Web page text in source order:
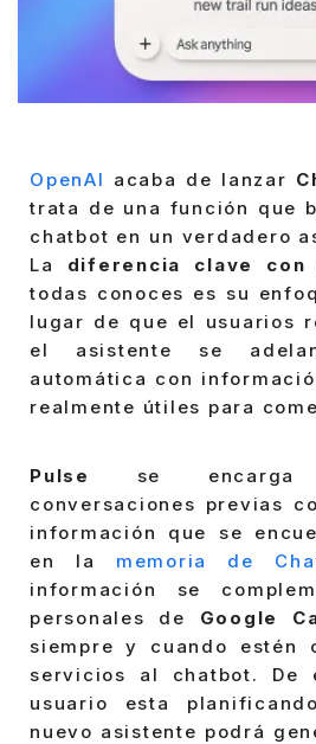
OpenAI acaba de lanzar
trata de una función que
chatbot en un verdadero
La diferencia clave con
todas conoces es su
lugar de que el usuarios
el asistente se
automática con
realmente útiles para
Pulse
se encarga
conversaciones previas
información que se
en la memoria de
información se
personales de Google
siempre y cuando estén
servicios al chatbot. De
usuario esta
nuevo asistente podrá